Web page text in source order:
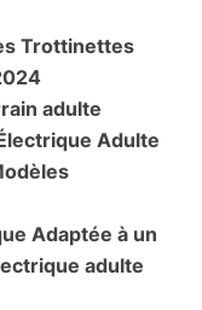
Trottinettes
adulte
Adulte
Adaptée à un
adulte